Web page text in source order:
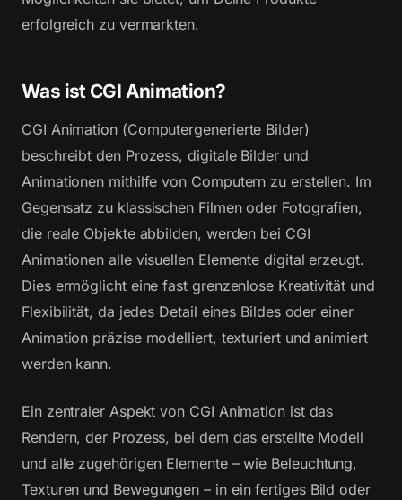
erfolgreich zu vermarkten.
Was ist CGI Animation?
CGI Animation (Computergenerierte Bilder)
beschreibt den Prozess, digitale Bilder und
Animationen mithilfe von Computern zu erstellen. Im
Gegensatz zu klassischen Filmen oder Fotografien,
die reale Objekte abbilden, werden bei CGI
Animationen alle visuellen Elemente digital erzeugt.
Dies ermöglicht eine fast grenzenlose Kreativität und
Flexibilität, da jedes Detail eines Bildes oder einer
Animation präzise modelliert, texturiert und animiert
werden kann.
Ein zentraler Aspekt von CGI Animation ist das
Rendern, der Prozess, bei dem das erstellte Modell
und alle zugehörigen Elemente – wie Beleuchtung,
Texturen und Bewegungen – in ein fertiges Bild oder